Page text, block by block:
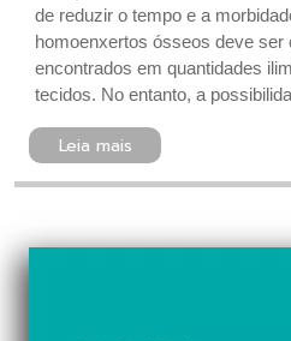
de reduzir o tempo e a
homoenxertos ósseos deve ser
encontrados em quantidades
tecidos. No entanto, a
Leia mais